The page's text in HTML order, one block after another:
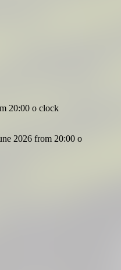
in Stimmung für’s
20:00 o clock
2026 from 20:00 o